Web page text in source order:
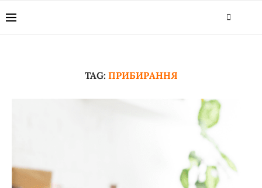
TAG: ПРИБИРАННЯ